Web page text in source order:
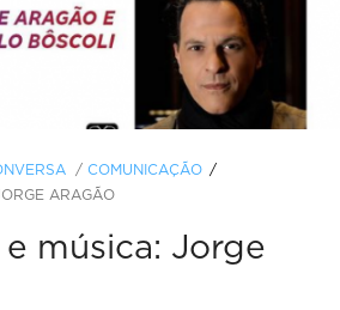
/ COMUNICAÇÃO
ARAGÃO
música: Jorge